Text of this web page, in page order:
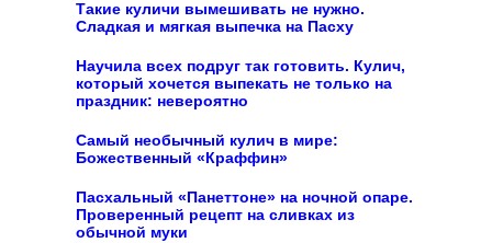
Такие куличи вымешивать не нужно.
Сладкая и мягкая выпечка на Пасху
Научила всех подруг так готовить. Кулич,
который хочется выпекать не только на
праздник: невероятно
Самый необычный кулич в мире:
Божественный «Краффин»
Пасхальный «Панеттоне» на ночной опаре.
Проверенный рецепт на сливках из
обычной муки